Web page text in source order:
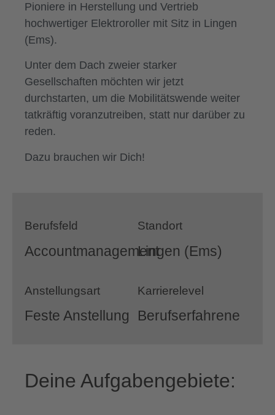
Pioniere in Herstellung und Vertrieb
hochwertiger Elektroroller mit Sitz in Lingen
(Ems).
Unter dem Dach zweier starker
Gesellschaften möchten wir jetzt
durchstarten, um die Mobilitätswende weiter
tatkräftig voranzutreiben, statt nur darüber zu
reden.
Dazu brauchen wir Dich!
Berufsfeld
Accountmanagement
Standort
Lingen (Ems)
Anstellungsart
Feste Anstellung
Karrierelevel
Berufserfahrene
Deine Aufgabengebiete: